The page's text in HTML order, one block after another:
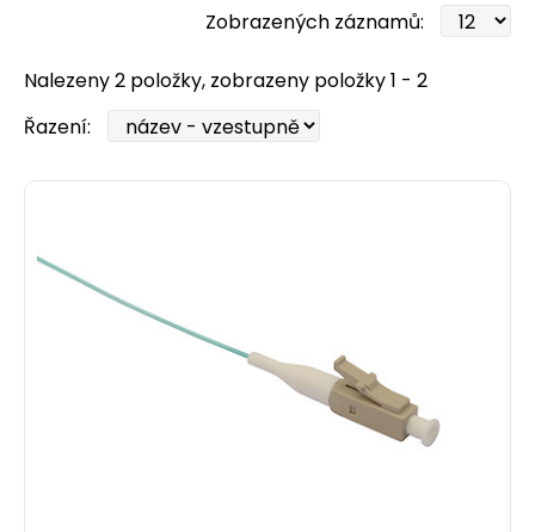
Zobrazených záznamů:
Nalezeny 2 položky, zobrazeny položky 1 - 2
Řazení: